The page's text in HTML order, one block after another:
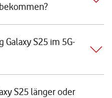
Galaxy S25 im 5G-
S25 länger oder